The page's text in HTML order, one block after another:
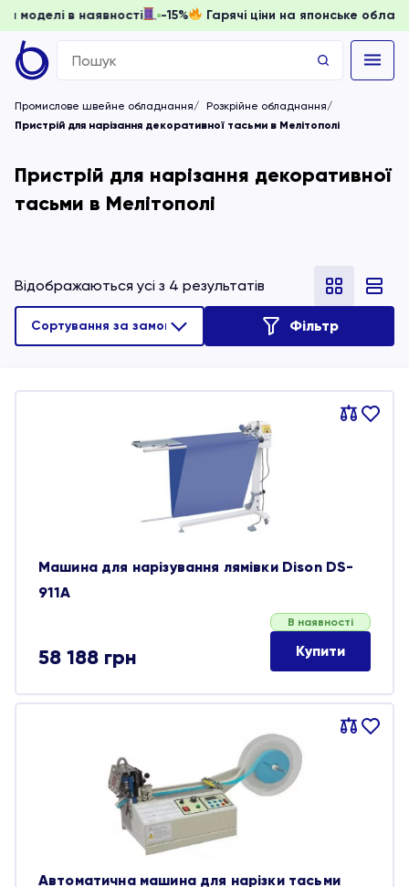
доки моделі в наявності -15% Гарячі ціни на японське
Search
for:
Промислове швейне обладнання
Розкрійне обладнання
Пристрій для нарізання декоративної тасьми в Мелітополі
Пристрій для нарізання декоративної
тасьми в Мелітополі
Відображаються усі з 4 результатів
Фільтр
Порівняти
В
Машина для нарізування лямівки Dison DS-
911A
58 188 грн
В наявності
Купити
Порівняти
В
Автоматична машина для нарізки тасьми